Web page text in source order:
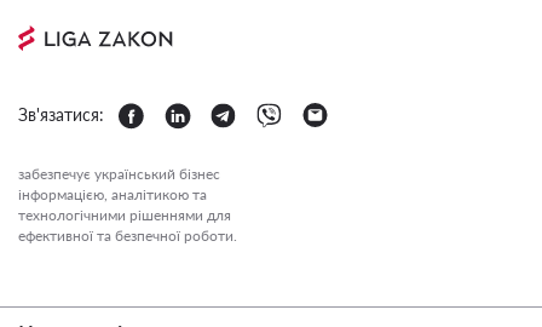
Зв'язатися:
забезпечує український бізнес
інформацією, аналітикою та
технологічними рішеннями для
ефективної та безпечної роботи.